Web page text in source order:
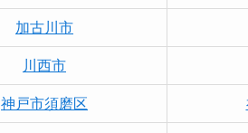
加古川市
川西市
神戸市須磨区